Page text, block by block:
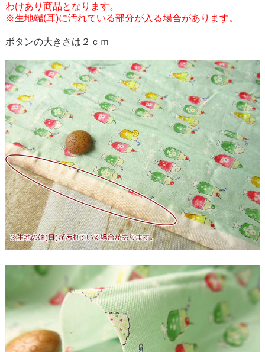
わけあり商品となります。
※生地端(耳)に汚れている部分が入る場合があります。
ボタンの大きさは２ｃｍ